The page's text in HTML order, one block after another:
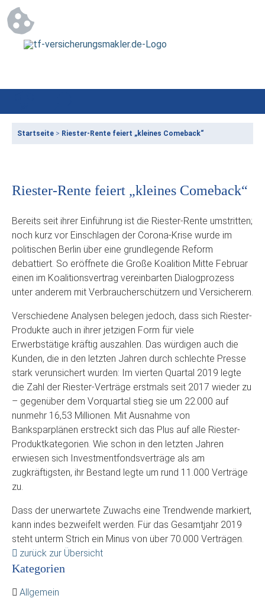
Startseite > Riester-Rente feiert „kleines Comeback“
Riester-Rente feiert „kleines Comeback“
Bereits seit ihrer Einführung ist die Riester-Rente umstritten;
noch kurz vor Einschlagen der Corona-Krise wurde im
politischen Berlin über eine grundlegende Reform
debattiert. So eröffnete die Große Koalition Mitte Februar
einen im Koalitionsvertrag vereinbarten Dialogprozess
unter anderem mit Verbraucherschützern und Versicherern.
Verschiedene Analysen belegen jedoch, dass sich Riester-
Produkte auch in ihrer jetzigen Form für viele
Erwerbstätige kräftig auszahlen. Das würdigen auch die
Kunden, die in den letzten Jahren durch schlechte Presse
stark verunsichert wurden: Im vierten Quartal 2019 legte
die Zahl der Riester-Verträge erstmals seit 2017 wieder zu
– gegenüber dem Vorquartal stieg sie um 22.000 auf
nunmehr 16,53 Millionen. Mit Ausnahme von
Banksparplänen erstreckt sich das Plus auf alle Riester-
Produktkategorien. Wie schon in den letzten Jahren
erwiesen sich Investmentfondsverträge als am
zugkräftigsten, ihr Bestand legte um rund 11.000 Verträge
zu.
Dass der unerwartete Zuwachs eine Trendwende markiert,
kann indes bezweifelt werden. Für das Gesamtjahr 2019
steht unterm Strich ein Minus von über 70.000 Verträgen.
zurück zur Übersicht
Kategorien
Allgemein